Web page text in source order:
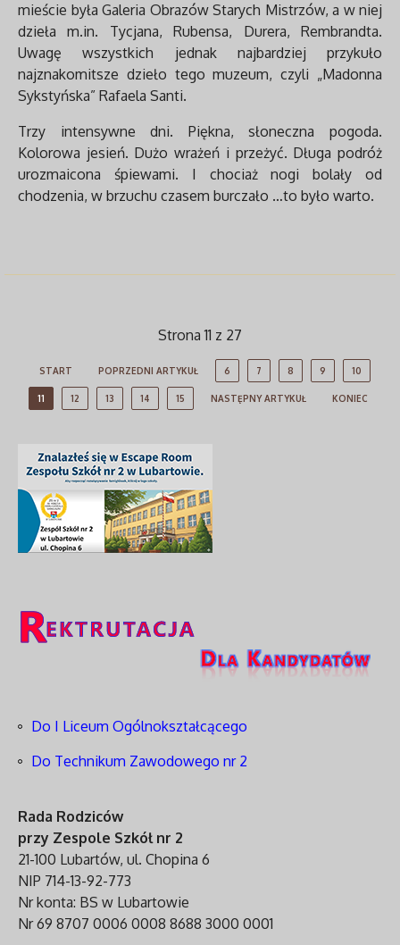
mieście była Galeria Obrazów Starych Mistrzów, a w niej
dzieła m.in. Tycjana, Rubensa, Durera, Rembrandta.
Uwagę wszystkich jednak najbardziej przykuło
najznakomitsze dzieło tego muzeum, czyli „Madonna
Sykstyńska” Rafaela Santi.
Trzy intensywne dni. Piękna, słoneczna pogoda.
Kolorowa jesień. Dużo wrażeń i przeżyć. Długa podróż
urozmaicona śpiewami. I chociaż nogi bolały od
chodzenia, w brzuchu czasem burczało …to było warto.
Strona 11 z 27
START POPRZEDNI ARTYKUŁ 6 7 8 9 10
11 12 13 14 15 NASTĘPNY ARTYKUŁ KONIEC
Do I Liceum Ogólnokształcącego
Do Technikum Zawodowego nr 2
Rada Rodziców
przy Zespole Szkół nr 2
21-100 Lubartów, ul. Chopina 6
NIP 714-13-92-773
Nr konta: BS w Lubartowie
Nr 69 8707 0006 0008 8688 3000 0001